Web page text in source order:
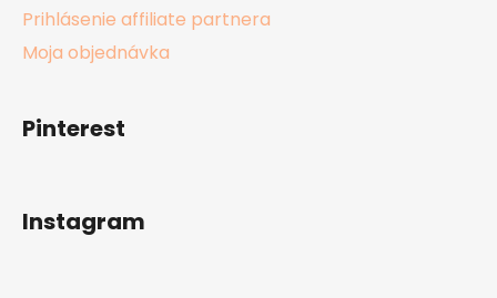
Prihlásenie affiliate partnera
Moja objednávka
Pinterest
Instagram